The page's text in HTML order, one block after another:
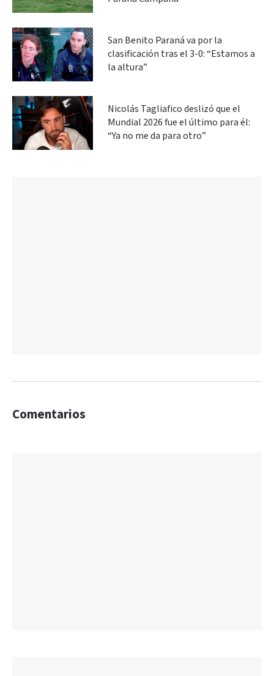
San Benito Paraná va por la
clasificación tras el 3-0: “Estamos a
la altura”
Nicolás Tagliafico deslizó que el
Mundial 2026 fue el último para él:
“Ya no me da para otro”
Comentarios